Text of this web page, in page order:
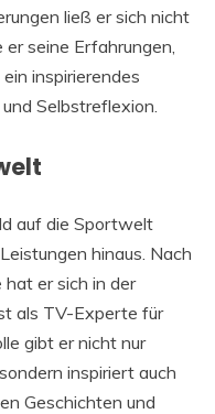
ließ er sich nicht
seine Erfahrungen,
inspirierendes
Selbstreflexion.
auf die Sportwelt
hinaus. Nach
hat er sich in der
als TV-Experte für
gibt er nicht nur
inspiriert auch
Geschichten und